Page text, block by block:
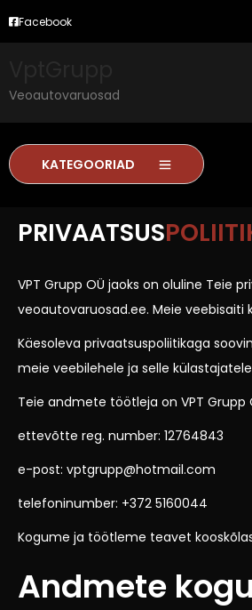
Facebook
Veoautovaruosad
KATEGOORIAD
PRIVAATSUS
VPT Grupp OÜ jaoks on oluline Teie
veoautovaruosad.ee. Meie
Käesoleva privaatsuspoliitikaga
meie veebilehele ja selle
Teie andmete töötleja on VPT Grupp
ettevõtte reg. number: 12764843
e-post: vptgrupp@hotmail.com
telefoninumber: +372 5160044
Kogume ja töötleme teavet
Andmete